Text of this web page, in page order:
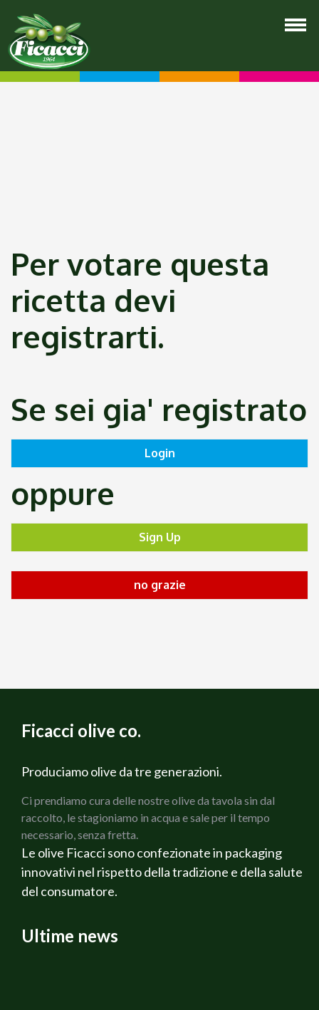
Per votare questa
ricetta devi
registrarti.
Se sei gia' registrato
oppure
Ficacci olive co.
Produciamo olive da tre generazioni.
Ci prendiamo cura delle nostre olive da tavola sin dal
raccolto, le stagioniamo in acqua e sale per il tempo
necessario, senza fretta.
Le olive Ficacci sono confezionate in packaging
innovativi nel rispetto della tradizione e della salute
del consumatore.
Ultime news